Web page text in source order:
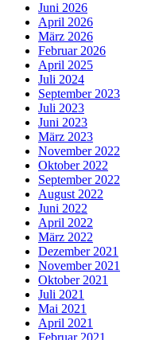
Juni 2026
April 2026
März 2026
Februar 2026
April 2025
Juli 2024
September 2023
Juli 2023
Juni 2023
März 2023
November 2022
Oktober 2022
September 2022
August 2022
Juni 2022
April 2022
März 2022
Dezember 2021
November 2021
Oktober 2021
Juli 2021
Mai 2021
April 2021